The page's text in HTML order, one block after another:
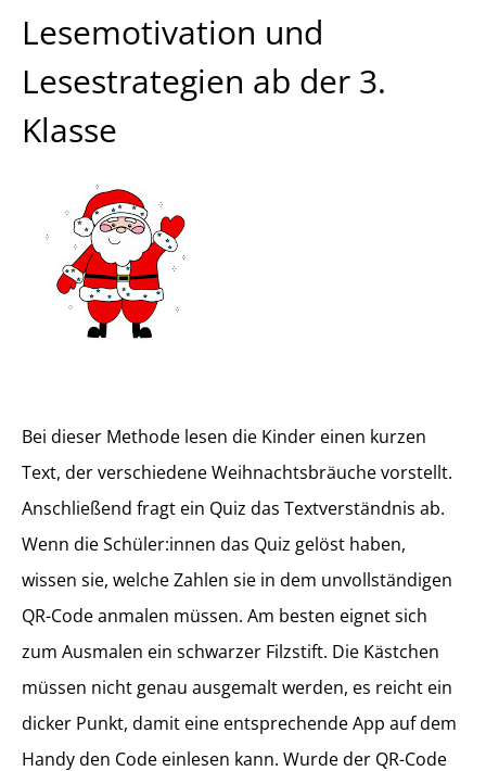
Lesemotivation und
Lesestrategien ab der 3.
Klasse
Bei dieser Methode lesen die Kinder einen kurzen
Text, der verschiedene Weihnachtsbräuche vorstellt.
Anschließend fragt ein Quiz das Textverständnis ab.
Wenn die Schüler:innen das Quiz gelöst haben,
wissen sie, welche Zahlen sie in dem unvollständigen
QR-Code anmalen müssen. Am besten eignet sich
zum Ausmalen ein schwarzer Filzstift. Die Kästchen
müssen nicht genau ausgemalt werden, es reicht ein
dicker Punkt, damit eine entsprechende App auf dem
Handy den Code einlesen kann. Wurde der QR-Code